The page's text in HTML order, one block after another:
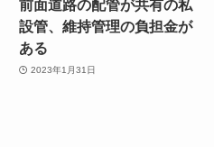
前面道路の配管が共有の私
設管、維持管理の負担金が
ある
2023年1月31日